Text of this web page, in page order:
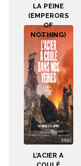
LA PEINE
(EMPERORS
OF
NOTHING)
L’ACIER A